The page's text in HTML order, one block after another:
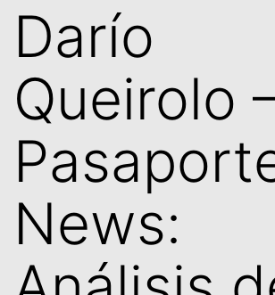
Darío
Queirolo
News: